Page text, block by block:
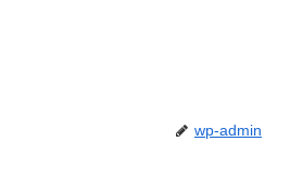
wp-admin